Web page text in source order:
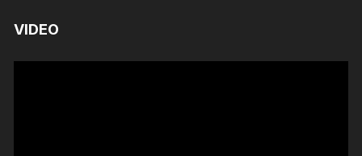
VIDEO